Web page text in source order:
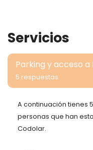
Servicios
Parking y acceso
5 respuestas
A continuación tienes
personas que han
Codolar.